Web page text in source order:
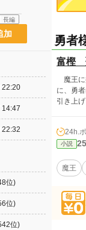
勇者
富樫
魔王に
に、勇
引き上
24h.
小説
魔王
長編
加
22:20
位)
位)
位)